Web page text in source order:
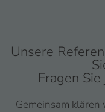
Unsere
Fragen
Gemeinsam